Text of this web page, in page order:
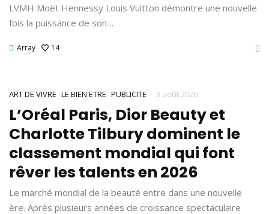
LVMH Moët Hennessy Louis Vuitton démontre une nouvelle
fois la puissance de son…
Array 14
ART DE VIVRE LE BIEN ETRE PUBLICITE - 3 août 2026
L’Oréal Paris, Dior Beauty et
Charlotte Tilbury dominent le
classement mondial qui font
rêver les talents en 2026
Le marché mondial de la beauté entre dans une nouvelle
ère. Après plusieurs années de croissance spectaculaire